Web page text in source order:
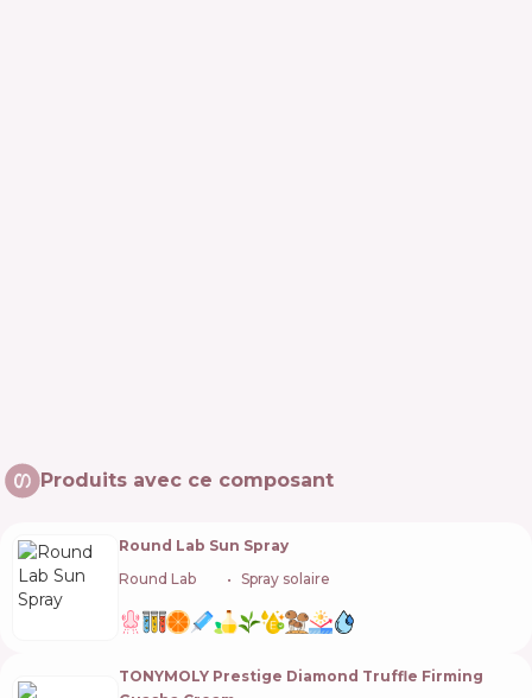
Produits avec ce composant
Round Lab Sun Spray
Round Lab
Spray solaire
TONYMOLY Prestige Diamond Truffle Firming